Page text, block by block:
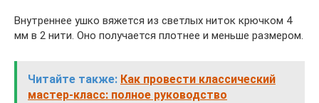
Внутреннее ушко вяжется из светлых ниток крючком 4
мм в 2 нити. Оно получается плотнее и меньше размером.
Читайте также: Как провести классический
мастер-класс: полное руководство